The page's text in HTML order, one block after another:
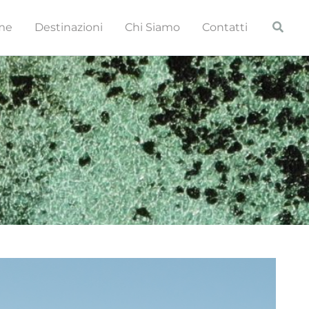
Destinazioni Chi Siamo Contatti Cerca